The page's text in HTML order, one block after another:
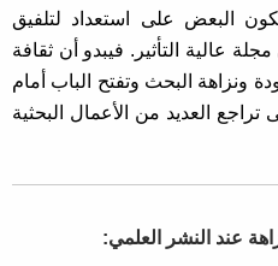
البعض على استعداد لتلفيق
عالية التأثير. فيبدو أن ثقافة
ونزاهة البحث وتفتح الباب أمام
تراجع العديد من الأعمال البحثية
عند النشر العلمي: